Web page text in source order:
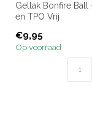
Gellak Bonfire Ball
en TPO Vrij
€9,95
Op voorraad